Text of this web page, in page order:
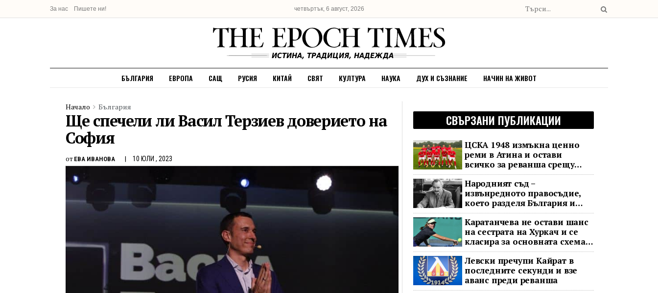
За нас Пишете ни! четвъртък, 6 август, 2026
БЪЛГАРИЯ ЕВРОПА САЩ РУСИЯ КИТАЙ СВЯТ КУЛТУРА НАУКА ДУХ И СЪЗНАНИЕ НАЧИН НА ЖИВОТ
Начало България
Ще спечели ли Васил Терзиев доверието на
София
от ЕВА ИВАНОВА 10 ЮЛИ , 2023
СВЪРЗАНИ ПУБЛИКАЦИИ
ЦСКА 1948 измъкна ценно
реми в Атина и остави
всичко за реванша срещу
Панатинайкос
Народният съд –
извънредното правосъдие,
което разделя България и
днес
Каратанчева не остави шанс
на сестрата на Хуркач и се
класира за основната схема
във Варшава
Левски пречупи Кайрат в
последните секунди и взе
аванс преди реванша